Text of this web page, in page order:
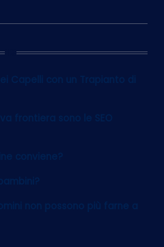
12
Capelli con un Trapianto di
frontiera sono le SEO
conviene?
non possono più farne a